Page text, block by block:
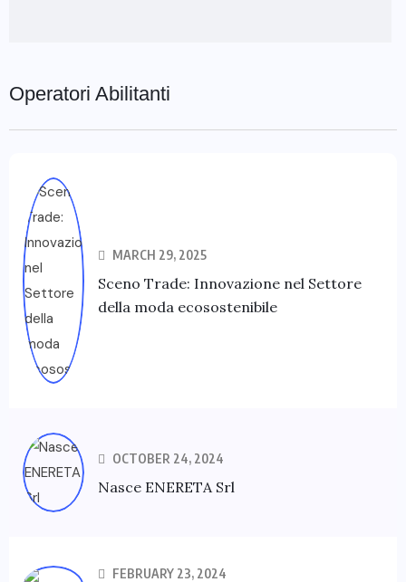
Operatori Abilitanti
MARCH 29, 2025
Sceno Trade: Innovazione nel Settore
della moda ecosostenibile
OCTOBER 24, 2024
Nasce ENERETA Srl
FEBRUARY 23, 2024